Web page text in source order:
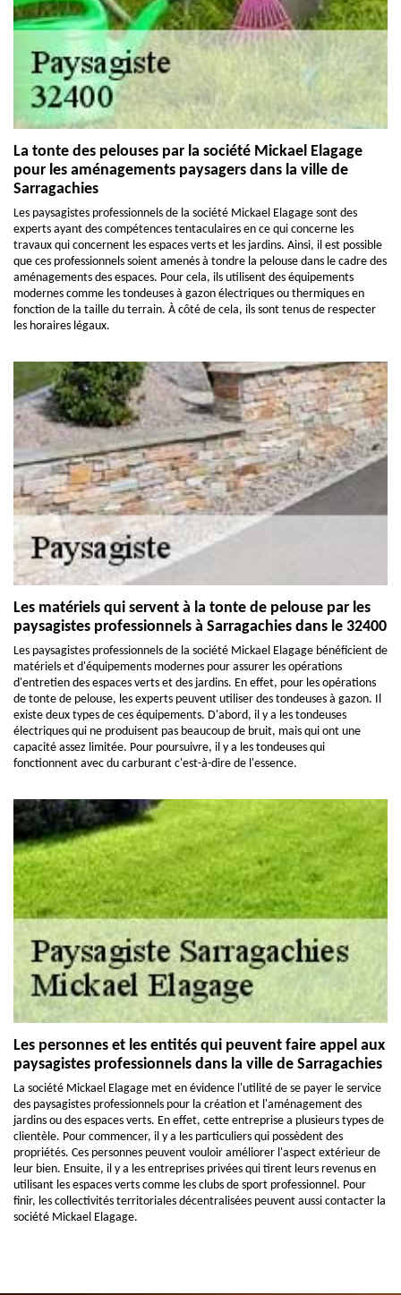
La tonte des pelouses par la société Mickael Elagage
pour les aménagements paysagers dans la ville de
Sarragachies
Les paysagistes professionnels de la société Mickael Elagage sont des
experts ayant des compétences tentaculaires en ce qui concerne les
travaux qui concernent les espaces verts et les jardins. Ainsi, il est possible
que ces professionnels soient amenés à tondre la pelouse dans le cadre des
aménagements des espaces. Pour cela, ils utilisent des équipements
modernes comme les tondeuses à gazon électriques ou thermiques en
fonction de la taille du terrain. À côté de cela, ils sont tenus de respecter
les horaires légaux.
Les matériels qui servent à la tonte de pelouse par les
paysagistes professionnels à Sarragachies dans le 32400
Les paysagistes professionnels de la société Mickael Elagage bénéficient de
matériels et d'équipements modernes pour assurer les opérations
d'entretien des espaces verts et des jardins. En effet, pour les opérations
de tonte de pelouse, les experts peuvent utiliser des tondeuses à gazon. Il
existe deux types de ces équipements. D'abord, il y a les tondeuses
électriques qui ne produisent pas beaucoup de bruit, mais qui ont une
capacité assez limitée. Pour poursuivre, il y a les tondeuses qui
fonctionnent avec du carburant c'est-à-dire de l'essence.
Les personnes et les entités qui peuvent faire appel aux
paysagistes professionnels dans la ville de Sarragachies
La société Mickael Elagage met en évidence l'utilité de se payer le service
des paysagistes professionnels pour la création et l'aménagement des
jardins ou des espaces verts. En effet, cette entreprise a plusieurs types de
clientèle. Pour commencer, il y a les particuliers qui possèdent des
propriétés. Ces personnes peuvent vouloir améliorer l'aspect extérieur de
leur bien. Ensuite, il y a les entreprises privées qui tirent leurs revenus en
utilisant les espaces verts comme les clubs de sport professionnel. Pour
finir, les collectivités territoriales décentralisées peuvent aussi contacter la
société Mickael Elagage.